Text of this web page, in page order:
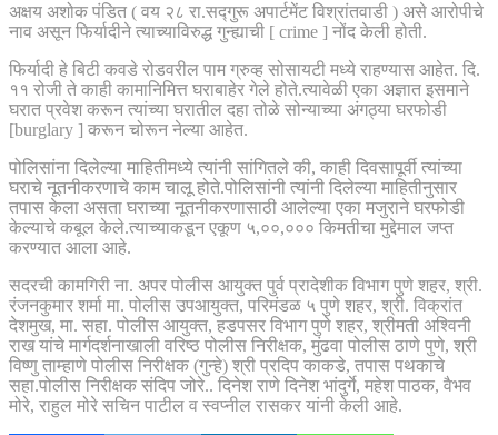
अक्षय अशोक पंडित ( वय २८ रा.सद्गुरू अपार्टमेंट विश्रांतवाडी ) असे आरोपीचे
नाव असून फिर्यादीने त्याच्याविरुद्ध गुन्ह्याची [ crime ] नोंद केली होती.
फिर्यादी हे बिटी कवडे रोडवरील पाम ग्रुव्ह सोसायटी मध्ये राहण्यास आहेत. दि.
११ रोजी ते काही कामानिमित्त घराबाहेर गेले होते.त्यावेळी एका अज्ञात इसमाने
घरात प्रवेश करून त्यांच्या घरातील दहा तोळे सोन्याच्या अंगठ्या घरफोडी
[burglary ] करून चोरून नेल्या आहेत.
पोलिसांना दिलेल्या माहितीमध्ये त्यांनी सांगितले की, काही दिवसापूर्वी त्यांच्या
घराचे नूतनीकरणाचे काम चालू होते.पोलिसांनी त्यांनी दिलेल्या माहितीनुसार
तपास केला असता घराच्या नूतनीकरणासाठी आलेल्या एका मजुराने घरफोडी
केल्याचे कबूल केले.त्याच्याकडून एकूण ५,००,००० किमतीचा मुद्देमाल जप्त
करण्यात आला आहे.
सदरची कामगिरी ना. अपर पोलीस आयुक्त पुर्व प्रादेशीक विभाग पुणे शहर, श्री.
रंजनकुमार शर्मा मा. पोलीस उपआयुक्त, परिमंडळ ५ पुणे शहर, श्री. विक्रांत
देशमुख, मा. सहा. पोलीस आयुक्त, हडपसर विभाग पुणे शहर, श्रीमती अश्विनी
राख यांचे मार्गदर्शनाखाली वरिष्ठ पोलीस निरीक्षक, मुंढवा पोलीस ठाणे पुणे, श्री
विष्णु ताम्हाणे पोलीस निरीक्षक (गुन्हे) श्री प्रदिप काकडे, तपास पथकाचे
सहा.पोलीस निरीक्षक संदिप जोरे.. दिनेश राणे दिनेश भांदुर्गे, महेश पाठक, वैभव
मोरे, राहुल मोरे सचिन पाटील व स्वप्नील रासकर यांनी केली आहे.